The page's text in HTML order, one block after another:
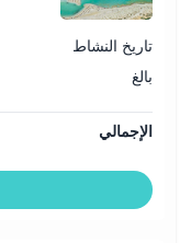
تاريخ النشاط
بالغ
الإجمالي